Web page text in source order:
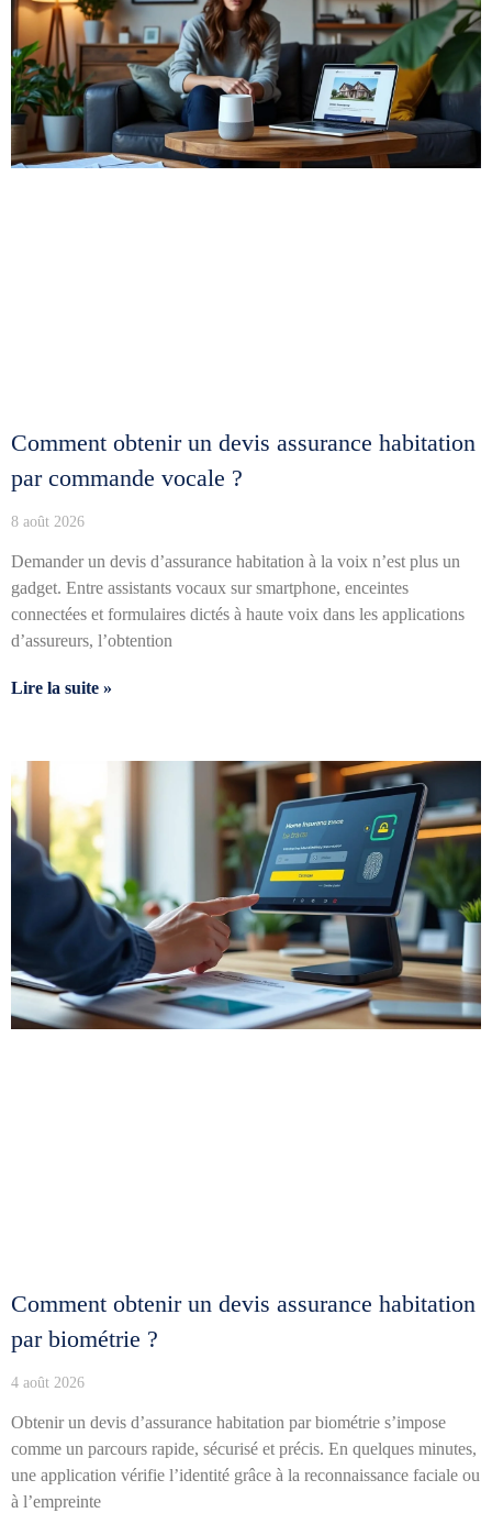
Comment obtenir un devis assurance habitation
par commande vocale ?
8 août 2026
Demander un devis d’assurance habitation à la voix n’est plus un
gadget. Entre assistants vocaux sur smartphone, enceintes
connectées et formulaires dictés à haute voix dans les applications
d’assureurs, l’obtention
Lire la suite »
Comment obtenir un devis assurance habitation
par biométrie ?
4 août 2026
Obtenir un devis d’assurance habitation par biométrie s’impose
comme un parcours rapide, sécurisé et précis. En quelques minutes,
une application vérifie l’identité grâce à la reconnaissance faciale ou
à l’empreinte